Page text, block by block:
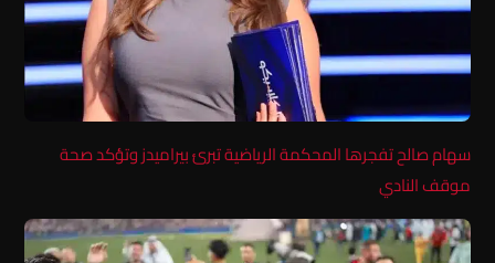
سهام صالح تفجرها المحكمة الرياضية تبرئ بيراميدز وتؤكد صحة
موقف النادي